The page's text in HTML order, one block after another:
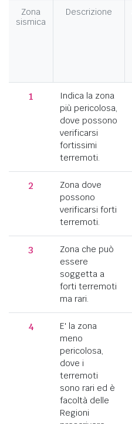
Zona
sismica
Descrizione
1
Indica la zona
più pericolosa,
dove possono
verificarsi
fortissimi
terremoti.
2
Zona dove
possono
verificarsi forti
terremoti.
3
Zona che può
essere
soggetta a
forti terremoti
ma rari.
4
E' la zona
meno
pericolosa,
dove i
terremoti
sono rari ed è
facoltà delle
Regioni